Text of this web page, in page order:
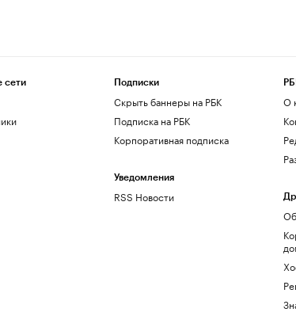
сети Подписки
Скрыть баннеры на РБК
Подписка на РБК
Корпоративная подписка
Уведомления
RSS Новости
О